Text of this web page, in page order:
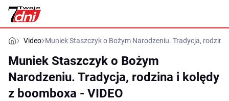
Video Muniek Staszczyk o Bożym Narodzeniu. Tradycja, rodzina
Muniek Staszczyk o Bożym
Narodzeniu. Tradycja, rodzina i kolędy
z boomboxa - VIDEO